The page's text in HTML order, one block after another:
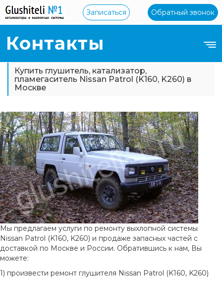
Записаться Обратный звонок
Контакты
Купить глушитель, катализатор,
пламегаситель Nissan Patrol (K160, K260) в
Москве
Мы предлагаем услуги по ремонту выхлопной системы
Nissan Patrol (K160, K260) и продаже запасных частей с
доставкой по Москве и России. Обратившись к нам, Вы
можете:
1) произвести ремонт глушителя Nissan Patrol (K160, K260)